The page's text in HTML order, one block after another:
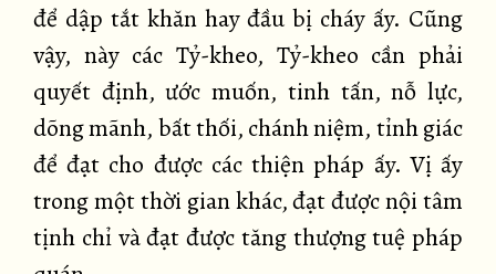
để dập tắt khăn hay đầu bị cháy ấy. Cũng
vậy, này các Tỷ-kheo, Tỷ-kheo cần phải
quyết định, ước muốn, tinh tấn, nỗ lực,
dõng mãnh, bất thối, chánh niệm, tỉnh giác
để đạt cho được các thiện pháp ấy. Vị ấy
trong một thời gian khác, đạt được nội tâm
tịnh chỉ và đạt được tăng thượng tuệ pháp